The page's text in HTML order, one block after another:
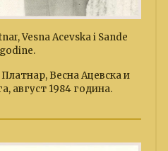
Vesna Acevska i Sande
Весна Ацевска и
август 1984 година.